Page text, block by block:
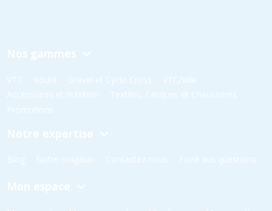
Nos gammes
VTT Route Gravel et Cyclo Cross
VTC/Ville
Accessoires et nutrition
Textiles, Casques et Chaussures
Promotions
Notre expertise
Blog Notre magasin Contactez-nous Foire aux questions
Mon espace